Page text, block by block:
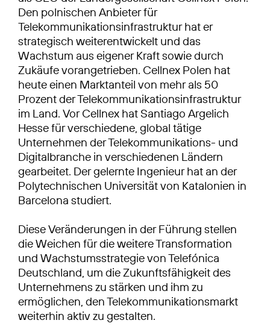
Den polnischen Anbieter für
Telekommunikationsinfrastruktur hat er
strategisch weiterentwickelt und das
Wachstum aus eigener Kraft sowie durch
Zukäufe vorangetrieben. Cellnex Polen hat
heute einen Marktanteil von mehr als 50
Prozent der Telekommunikationsinfrastruktur
im Land. Vor Cellnex hat Santiago Argelich
Hesse für verschiedene, global tätige
Unternehmen der Telekommunikations- und
Digitalbranche in verschiedenen Ländern
gearbeitet. Der gelernte Ingenieur hat an der
Polytechnischen Universität von Katalonien in
Barcelona studiert.
Diese Veränderungen in der Führung stellen
die Weichen für die weitere Transformation
und Wachstumsstrategie von Telefónica
Deutschland, um die Zukunftsfähigkeit des
Unternehmens zu stärken und ihm zu
ermöglichen, den Telekommunikationsmarkt
weiterhin aktiv zu gestalten.